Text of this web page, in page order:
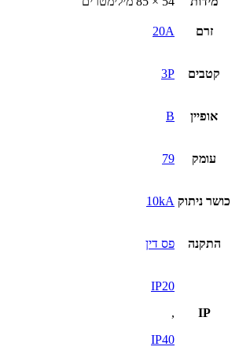
זרם 20A
קטבים 3P
אופיין B
עומק 79
כושר ניתוק 10kA
התקנה פס דין
IP
IP20
,
IP40